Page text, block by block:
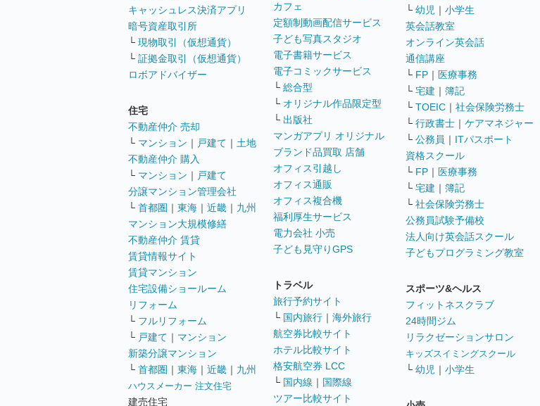
キャッシュレス決済アプリ
暗号資産取引所
└ 現物取引（仮想通貨）
└ 証拠金取引（仮想通貨）
ロボアドバイザー
住宅
不動産仲介 売却
└ マンション ｜ 戸建て ｜ 土地
不動産仲介 購入
└ マンション ｜ 戸建て
分譲マンション管理会社
└ 首都圏 ｜ 東海 ｜ 近畿 ｜ 九州
マンション大規模修繕
不動産仲介 賃貸
賃貸情報サイト
賃貸マンション
住宅設備ショールーム
リフォーム
└ フルリフォーム
└ 戸建て ｜ マンション
新築分譲マンション
└ 首都圏 ｜ 東海 ｜ 近畿 ｜ 九州
ハウスメーカー 注文住宅
建売住宅
カフェ
定額制動画配信サービス
子ども写真スタジオ
電子書籍サービス
電子コミックサービス
└ 総合型
└ オリジナル作品限定型
└ 出版社
マンガアプリ オリジナル
ブランド品買取 店舗
オフィス引越し
オフィス通販
オフィス複合機
福利厚生サービス
電力会社 小売
子ども見守りGPS
トラベル
旅行予約サイト
└ 国内旅行 ｜ 海外旅行
航空券比較サイト
ホテル比較サイト
格安航空券 LCC
└ 国内線 ｜ 国際線
ツアー比較サイト
└ 幼児 ｜ 小学生
英会話教室
オンライン英会話
通信講座
└ FP ｜ 医療事務
└ 宅建 ｜ 簿記
└ TOEIC ｜ 社会保険労務士
└ 行政書士 ｜ ケアマネジャー
└ 公務員 ｜ ITパスポート
資格スクール
└ FP ｜ 医療事務
└ 宅建 ｜ 簿記
└ 社会保険労務士
公務員試験予備校
法人向け英会話スクール
子どもプログラミング教室
スポーツ&ヘルス
フィットネスクラブ
24時間ジム
リラクゼーションサロン
キッズスイミングスクール
└ 幼児 ｜ 小学生